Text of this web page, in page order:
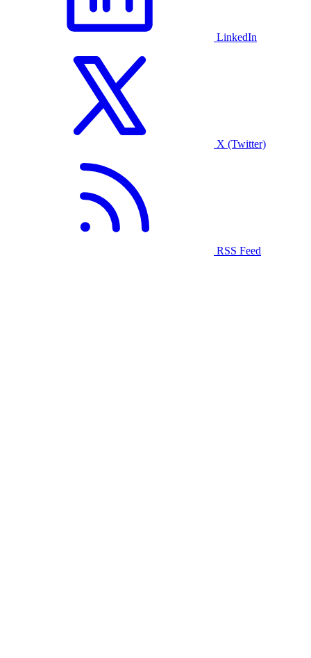
LinkedIn
X (Twitter)
RSS Feed